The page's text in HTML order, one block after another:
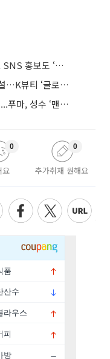
“보기만 하는 광고 끝“…화장품업계, SNS 홍보도 ‘참여형 콘텐츠’로 변모
벌 판매망’ 확대 속도
“한국적 감성에 英 축구열정 더했다”...푸마, 성수 ‘맨시티 하우스’ 팝업
요
0
추가취재 원해요
0